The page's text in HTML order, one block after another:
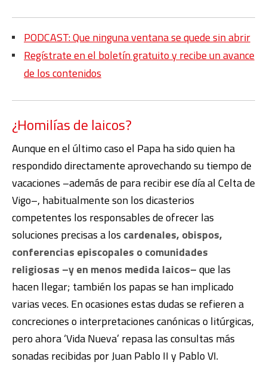
PODCAST: Que ninguna ventana se quede sin abrir
Regístrate en el boletín gratuito y recibe un avance
de los contenidos
¿Homilías de laicos?
Aunque en el último caso el Papa ha sido quien ha
respondido directamente aprovechando su tiempo de
vacaciones –además de para recibir ese día al Celta de
Vigo–, habitualmente son los dicasterios
competentes los responsables de ofrecer las
soluciones precisas a los cardenales, obispos,
conferencias episcopales o comunidades
religiosas –y en menos medida laicos–que las
hacen llegar; también los papas se han implicado
varias veces. En ocasiones estas dudas se refieren a
concreciones o interpretaciones canónicas o litúrgicas,
pero ahora ‘Vida Nueva’ repasa las consultas más
sonadas recibidas por Juan Pablo II y Pablo VI.